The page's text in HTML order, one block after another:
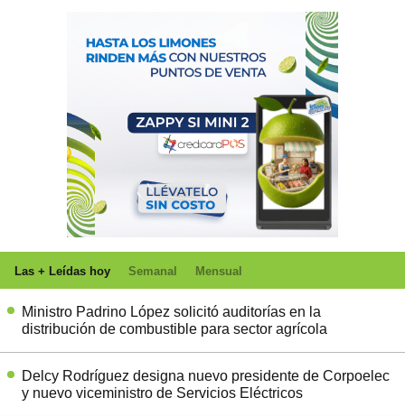
Las + Leídas hoy Semanal Mensual
Ministro Padrino López solicitó auditorías en la
distribución de combustible para sector agrícola
Delcy Rodríguez designa nuevo presidente de Corpoelec
y nuevo viceministro de Servicios Eléctricos